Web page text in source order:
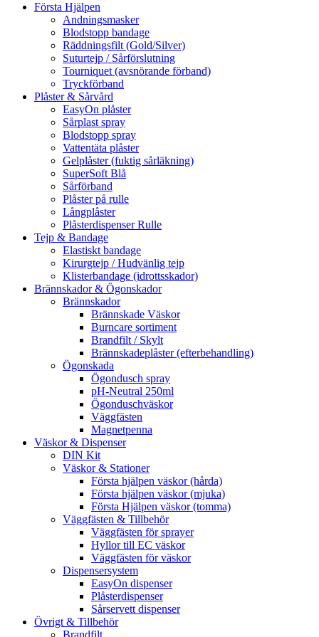
Första Hjälpen
Andningsmasker
Blodstopp bandage
Räddningsfilt (Gold/Silver)
Suturtejp / Sårförslutning
Tourniquet (avsnörande förband)
Tryckförband
Plåster & Sårvård
EasyOn plåster
Sårplast spray
Blodstopp spray
Vattentäta plåster
Gelplåster (fuktig sårläkning)
SuperSoft Blå
Sårförband
Plåster på rulle
Långplåster
Plåsterdispenser Rulle
Tejp & Bandage
Elastiskt bandage
Kirurgtejp / Hudvänlig tejp
Klisterbandage (idrottsskador)
Brännskador & Ögonskador
Brännskador
Brännskade Väskor
Burncare sortiment
Brandfilt / Skylt
Brännskadeplåster (efterbehandling)
Ögonskada
Ögondusch spray
pH-Neutral 250ml
Ögonduschväskor
Väggfästen
Magnetpenna
Väskor & Dispenser
DIN Kit
Väskor & Stationer
Första hjälpen väskor (hårda)
Första hjälpen väskor (mjuka)
Första Hjälpen väskor (tomma)
Väggfästen & Tillbehör
Väggfästen för sprayer
Hyllor till EC väskor
Väggfästen för väskor
Dispensersystem
EasyOn dispenser
Plåsterdispenser
Sårservett dispenser
Övrigt & Tillbehör